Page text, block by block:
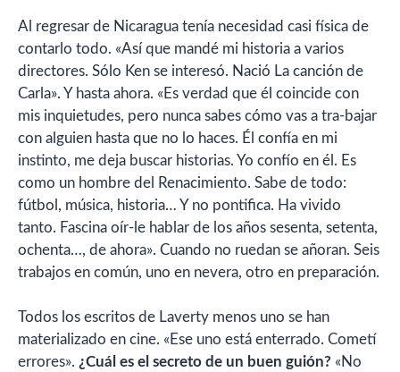
Al regresar de Nicaragua tenía necesidad casi física de
contarlo todo. «Así que mandé mi historia a varios
directores. Sólo Ken se interesó. Nació La canción de
Carla». Y hasta ahora. «Es verdad que él coincide con
mis inquietudes, pero nunca sabes cómo vas a tra-bajar
con alguien hasta que no lo haces. Él confía en mi
instinto, me deja buscar historias. Yo confío en él. Es
como un hombre del Renacimiento. Sabe de todo:
fútbol, música, historia… Y no pontifica. Ha vivido
tanto. Fascina oír-le hablar de los años sesenta, setenta,
ochenta…, de ahora». Cuando no ruedan se añoran. Seis
trabajos en común, uno en nevera, otro en preparación.
Todos los escritos de Laverty menos uno se han
materializado en cine. «Ese uno está enterrado. Cometí
errores». ¿Cuál es el secreto de un buen guión? «No